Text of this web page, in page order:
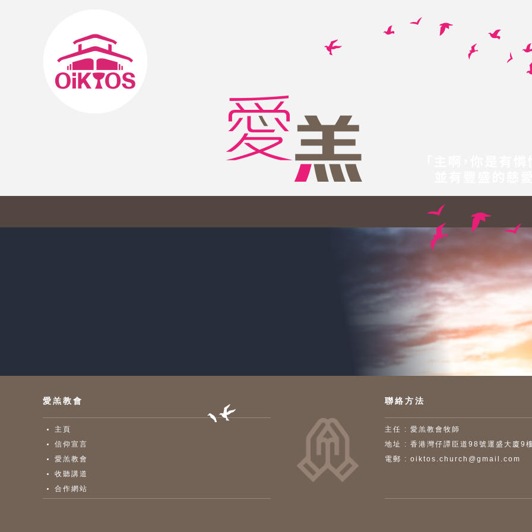
愛羔教會
主頁
信仰宣言
愛羔教會
收聽講道
合作網站
聯絡方法
主任 : 愛羔教會牧師
地址 : 香港灣仔譚臣道98號運盛大廈9
電郵 : oiktos.church@gmail.com